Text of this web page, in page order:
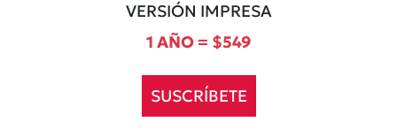
VERSIÓN IMPRESA
1 AÑO = $549
SUSCRÍBETE